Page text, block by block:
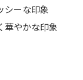
ーな印象
やかな印象